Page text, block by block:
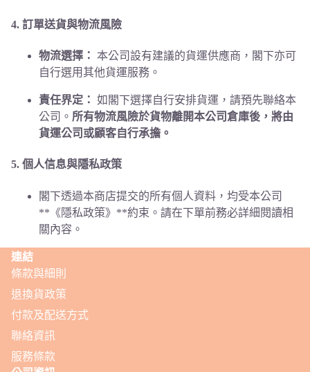
4. 訂單送貨與物流風險
物流選擇： 本公司設有建議的貨運供應商，閣下亦可
自行選用其他貨運服務。
責任界定： 如閣下選擇自行安排貨運，請預先聯絡本
公司。 所有物流風險於貨物離開本公司倉庫後，將由
貨運公司或顧客自行承擔。
5. 個人信息與隱私政策
閣下透過本商店提交的所有個人資料，均受本公司
**《隱私政策》**約束。請在下單前務必詳細閱讀相
關內容。
連結
條款與細則
退換貨政策
付款及配送方式
聯絡資訊
服務條款